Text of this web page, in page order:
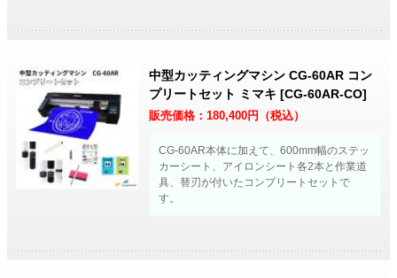
中型カッティングマシン CG-60AR コン
プリートセット ミマキ [CG-60AR-CO]
販売価格：180,400円（税込）
CG-60AR本体に加えて、600mm幅のステッ
カーシート、アイロンシート各2本と作業道
具、替刃が付いたコンプリートセットで
す。